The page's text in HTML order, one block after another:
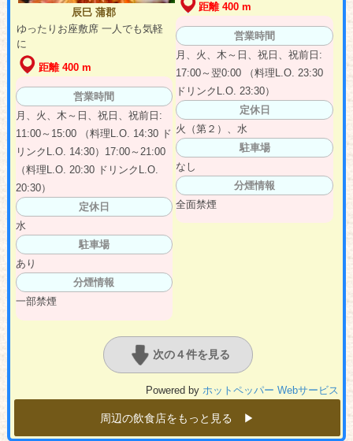
辰巳 蒲郡
ゆったりお座敷席 一人でも気軽
に
距離 400 m
営業時間
月、火、木～日、祝日、祝前日:
11:00～15:00 （料理L.O. 14:30 ド
リンクL.O. 14:30）17:00～21:00
（料理L.O. 20:30 ドリンクL.O.
20:30）
定休日
水
駐車場
あり
分煙情報
一部禁煙
距離 400 m
営業時間
月、火、木～日、祝日、祝前日:
17:00～翌0:00 （料理L.O. 23:30
ドリンクL.O. 23:30）
定休日
火（第２）、水
駐車場
なし
分煙情報
全面禁煙
次の４件を見る
Powered by ホットペッパー Webサービス
周辺の飲食店をもっと見る ▶︎